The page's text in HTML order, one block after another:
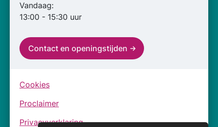
Vandaag:
13:00 - 15:30 uur
Contact en openingstijden
Cookies
Proclaimer
Privacyverklaring